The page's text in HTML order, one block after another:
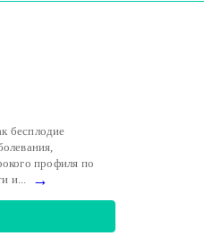
бесплодие
профиля по
и...
→